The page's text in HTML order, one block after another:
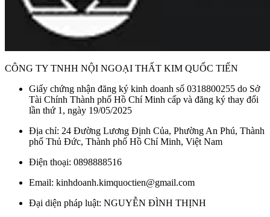
CÔNG TY TNHH NỘI NGOẠI THẤT KIM QUỐC TIẾN
Giấy chứng nhận đăng ký kinh doanh số 0318800255 do Sở
Tài Chính Thành phố Hồ Chí Minh cấp và đăng ký thay đổi
lần thứ 1, ngày 19/05/2025
Địa chỉ: 24 Đường Lương Định Của, Phường An Phú, Thành
phố Thủ Đức, Thành phố Hồ Chí Minh, Việt Nam
Điện thoại: 0898888516
Email: kinhdoanh.kimquoctien@gmail.com
Đại diện pháp luật: NGUYỄN ĐÌNH THỊNH